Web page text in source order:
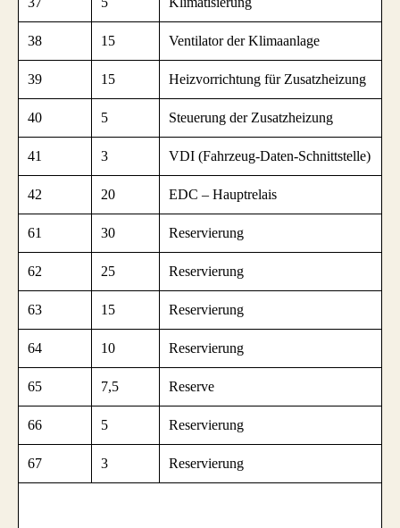
38 15 Ventilator der Klimaanlage
39 15 Heizvorrichtung für Zusatzheizung
40 5 Steuerung der Zusatzheizung
41 3 VDI (Fahrzeug-Daten-Schnittstelle)
42 20 EDC – Hauptrelais
61 30 Reservierung
62 25 Reservierung
63 15 Reservierung
64 10 Reservierung
65 7,5 Reserve
66 5 Reservierung
67 3 Reservierung